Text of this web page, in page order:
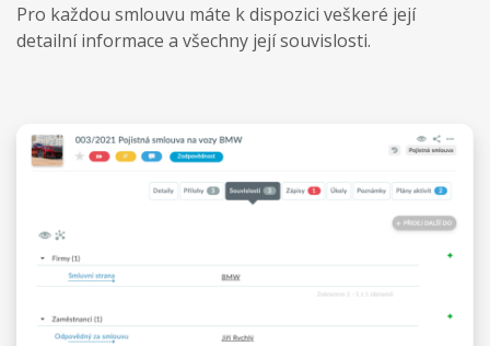
Pro každou smlouvu máte k dispozici veškeré její
detailní informace a všechny její souvislosti.